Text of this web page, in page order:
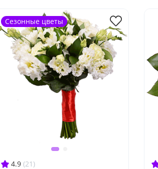
4.9 (21)
Сезонные цветы